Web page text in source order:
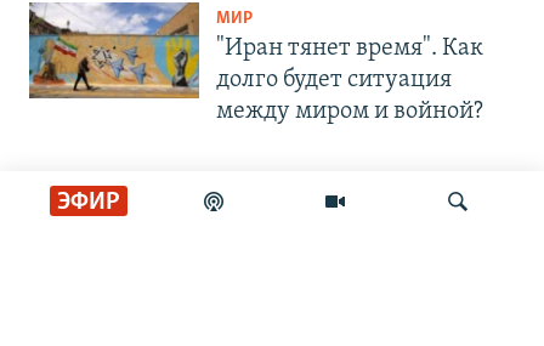
ЭФИР
МИР
"Иран тянет время". Как
долго будет ситуация
между миром и войной?
СОЦИАЛЬНЫЕ СЕТИ